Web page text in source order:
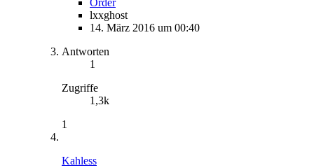
Order
lxxghost
14. März 2016 um 00:40
Antworten
1
Zugriffe
1,3k
1
Kahless